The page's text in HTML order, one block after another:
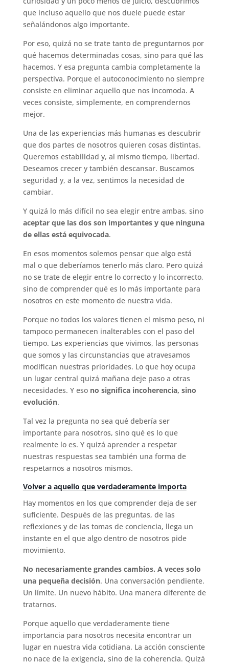
que incluso aquello que nos duele puede estar
señalándonos algo importante.
Por eso, quizá no se trate tanto de preguntarnos por
qué hacemos determinadas cosas, sino para qué las
hacemos. Y esa pregunta cambia completamente la
perspectiva. Porque el autoconocimiento no siempre
consiste en eliminar aquello que nos incomoda. A
veces consiste, simplemente, en comprendernos
mejor.
Una de las experiencias más humanas es descubrir
que dos partes de nosotros quieren cosas distintas.
Queremos estabilidad y, al mismo tiempo, libertad.
Deseamos crecer y también descansar. Buscamos
seguridad y, a la vez, sentimos la necesidad de
cambiar.
Y quizá lo más difícil no sea elegir entre ambas, sino
aceptar que las dos son importantes y que ninguna
de ellas está equivocada.
En esos momentos solemos pensar que algo está
mal o que deberíamos tenerlo más claro. Pero quizá
no se trate de elegir entre lo correcto y lo incorrecto,
sino de comprender qué es lo más importante para
nosotros en este momento de nuestra vida.
Porque no todos los valores tienen el mismo peso, ni
tampoco permanecen inalterables con el paso del
tiempo. Las experiencias que vivimos, las personas
que somos y las circunstancias que atravesamos
modifican nuestras prioridades. Lo que hoy ocupa
un lugar central quizá mañana deje paso a otras
necesidades. Y eso no significa incoherencia, sino
evolución.
Tal vez la pregunta no sea qué debería ser
importante para nosotros, sino qué es lo que
realmente lo es. Y quizá aprender a respetar
nuestras respuestas sea también una forma de
respetarnos a nosotros mismos.
Volver a aquello que verdaderamente importa
Hay momentos en los que comprender deja de ser
suficiente. Después de las preguntas, de las
reflexiones y de las tomas de conciencia, llega un
instante en el que algo dentro de nosotros pide
movimiento.
No necesariamente grandes cambios. A veces solo
una pequeña decisión. Una conversación pendiente.
Un límite. Un nuevo hábito. Una manera diferente de
tratarnos.
Porque aquello que verdaderamente tiene
importancia para nosotros necesita encontrar un
lugar en nuestra vida cotidiana. La acción consciente
no nace de la exigencia, sino de la coherencia. Quizá